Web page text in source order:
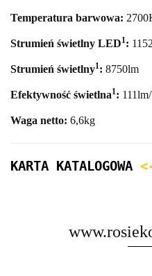
Temperatura barwowa: 27
Strumień świetlny LED1 :
Strumień świetlny1 : 8750lm
Efektywność świetlna1 :
Waga netto: 6,6kg
KARTA KATALOGOWA